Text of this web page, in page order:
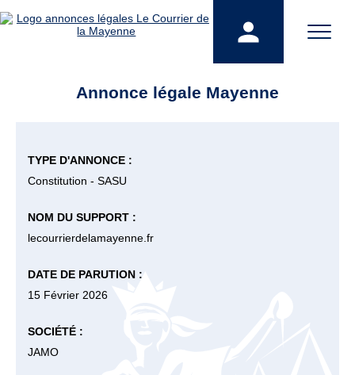
Annonce légale Mayenne
TYPE D'ANNONCE :
Constitution - SASU
NOM DU SUPPORT :
lecourrierdelamayenne.fr
DATE DE PARUTION :
15 Février 2026
SOCIÉTÉ :
JAMO